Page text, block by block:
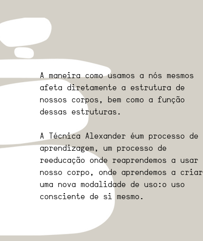
A maneira como usamos a nós mesmos
afeta diretamente a estrutura de
nossos corpos, bem como a função
dessas estruturas.
A Técnica Alexander é um processo de
aprendizagem, um processo de
reeducação onde reaprendemos a usar
nosso corpo, onde aprendemos a criar
uma nova modalidade de uso: o uso
consciente de si mesmo. ​